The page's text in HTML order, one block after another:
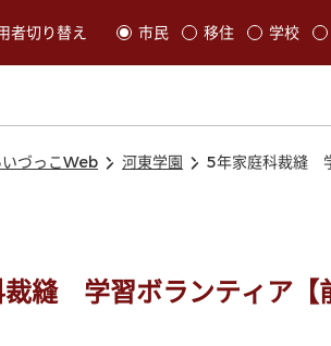
者切り替え
ると利用者の切替が発生します
市民 移住 学校
いづっこWeb 河東学園 5年家庭科裁縫
縫 学習ボランティア【